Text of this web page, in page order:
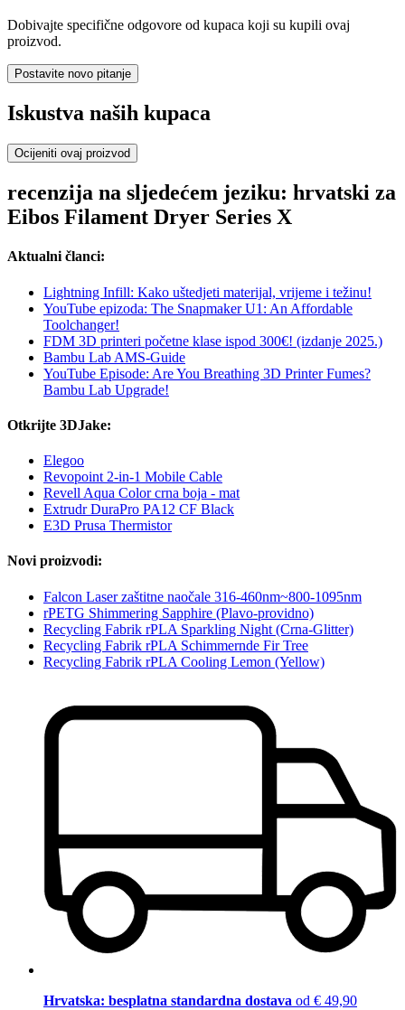
Dobivajte specifične odgovore od kupaca koji su kupili ovaj
proizvod.
Postavite novo pitanje
Iskustva naših kupaca
Ocijeniti ovaj proizvod
recenzija na sljedećem jeziku: hrvatski za
Eibos Filament Dryer Series X
Aktualni članci:
Lightning Infill: Kako uštedjeti materijal, vrijeme i težinu!
YouTube epizoda: The Snapmaker U1: An Affordable
Toolchanger!
FDM 3D printeri početne klase ispod 300€! (izdanje 2025.)
Bambu Lab AMS-Guide
YouTube Episode: Are You Breathing 3D Printer Fumes?
Bambu Lab Upgrade!
Otkrijte 3DJake:
Elegoo
Revopoint 2-in-1 Mobile Cable
Revell Aqua Color crna boja - mat
Extrudr DuraPro PA12 CF Black
E3D Prusa Thermistor
Novi proizvodi:
Falcon Laser zaštitne naočale 316-460nm~800-1095nm
rPETG Shimmering Sapphire (Plavo-providno)
Recycling Fabrik rPLA Sparkling Night (Crna-Glitter)
Recycling Fabrik rPLA Schimmernde Fir Tree
Recycling Fabrik rPLA Cooling Lemon (Yellow)
Hrvatska: besplatna standardna dostava od € 49,90